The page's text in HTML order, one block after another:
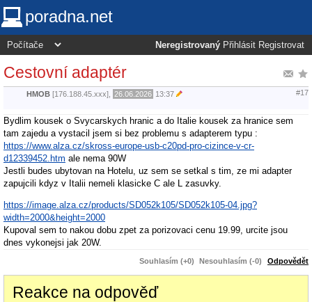
poradna.net
Neregistrovaný Přihlásit Registrovat
Cestovní adaptér
HMOB [176.188.45.xxx], 26.06.2026 13:37 #17
Bydlim kousek o Svycarskych hranic a do Italie kousek za hranice sem
tam zajedu a vystacil jsem si bez problemu s adapterem typu :
https://www.alza.cz/skross-europe-usb-c20pd-pro-cizince-v-cr-
d12339452.htm ale nema 90W
Jestli budes ubytovan na Hotelu, uz sem se setkal s tim, ze mi adapter
zapujcili kdyz v Italii nemeli klasicke C ale L zasuvky.
https://image.alza.cz/products/SD052k105/SD052k105-04.jpg?
width=2000&height=2000
Kupoval sem to nakou dobu zpet za porizovaci cenu 19.99, urcite jsou
dnes vykonejsi jak 20W.
Souhlasím (+0) Nesouhlasím (-0) Odpovědět
Reakce na odpověď